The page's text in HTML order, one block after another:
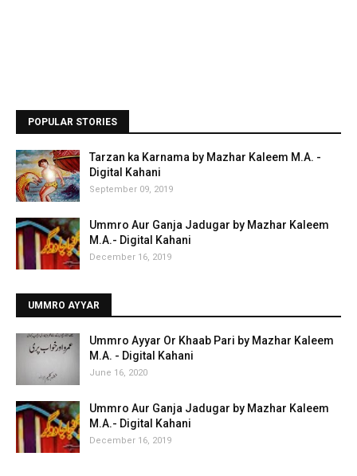
POPULAR STORIES
Tarzan ka Karnama by Mazhar Kaleem M.A. -
Digital Kahani
September 09, 2019
Ummro Aur Ganja Jadugar by Mazhar Kaleem
M.A.- Digital Kahani
December 16, 2019
UMMRO AYYAR
Ummro Ayyar Or Khaab Pari by Mazhar Kaleem
M.A. - Digital Kahani
June 16, 2020
Ummro Aur Ganja Jadugar by Mazhar Kaleem
M.A.- Digital Kahani
December 16, 2019